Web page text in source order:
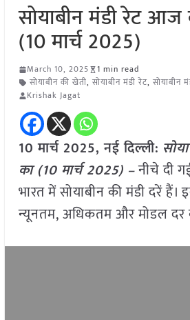
सोयाबीन मंडी रेट आज
(10 मार्च 2025)
March 10, 2025
1 min read
सोयाबीन की खेती, सोयाबीन मंडी रेट, सोयाबीन
Krishak Jagat
10 मार्च 2025, नई दिल्ली:
का (10 मार्च 2025) –नीचे दी
भारत में सोयाबीन की मंडी दरें हैं।
न्यूनतम, अधिकतम और मोडल